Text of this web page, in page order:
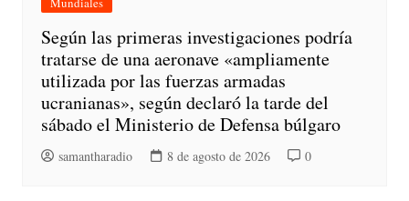
Según las primeras investigaciones podría
tratarse de una aeronave «ampliamente
utilizada por las fuerzas armadas
ucranianas», según declaró la tarde del
sábado el Ministerio de Defensa búlgaro
samantharadio 8 de agosto de 2026 0